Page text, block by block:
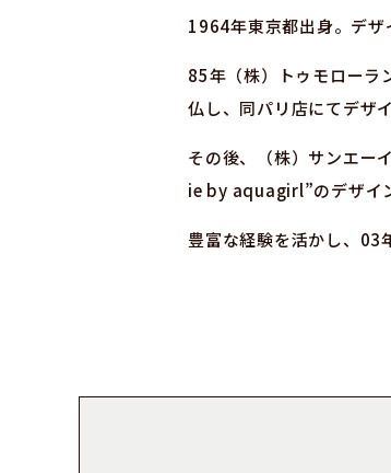
1964年東京都出身。デザ
85年（株）トゥモローラ
仏し、同パリ店にてデザ
その後、（株）サンエー
ie by aquagirl”のデザイ
豊富な経験を活かし、03